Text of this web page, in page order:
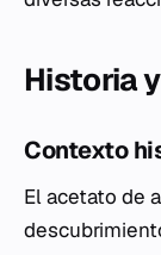
Historia
Contexto
El acetato de